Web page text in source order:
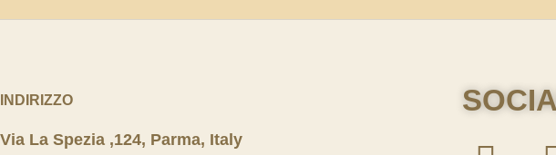
INDIRIZZO
Via La Spezia ,124, Parma, Italy